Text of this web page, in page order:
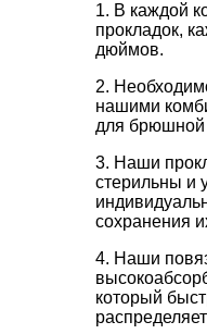
1. В каждой
прокладок,
дюймов.
2.
нашими
для брюшной
3. Наши
стерильны и
сохранения
4. Наши
который